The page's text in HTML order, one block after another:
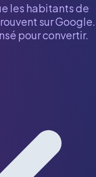
les habitants de
sur Google.
pour convertir.